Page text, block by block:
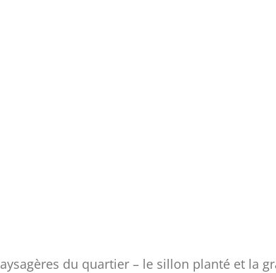
du quartier – le sillon planté et la